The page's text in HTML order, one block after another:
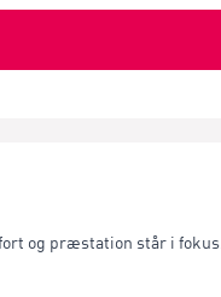
og præstation står i fokus.